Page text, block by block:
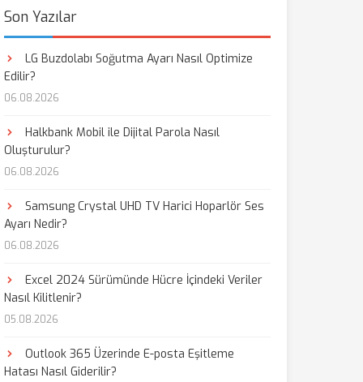
Son Yazılar
LG Buzdolabı Soğutma Ayarı Nasıl Optimize
Edilir?
06.08.2026
Halkbank Mobil ile Dijital Parola Nasıl
Oluşturulur?
06.08.2026
Samsung Crystal UHD TV Harici Hoparlör Ses
Ayarı Nedir?
06.08.2026
Excel 2024 Sürümünde Hücre İçindeki Veriler
Nasıl Kilitlenir?
05.08.2026
Outlook 365 Üzerinde E-posta Eşitleme
Hatası Nasıl Giderilir?